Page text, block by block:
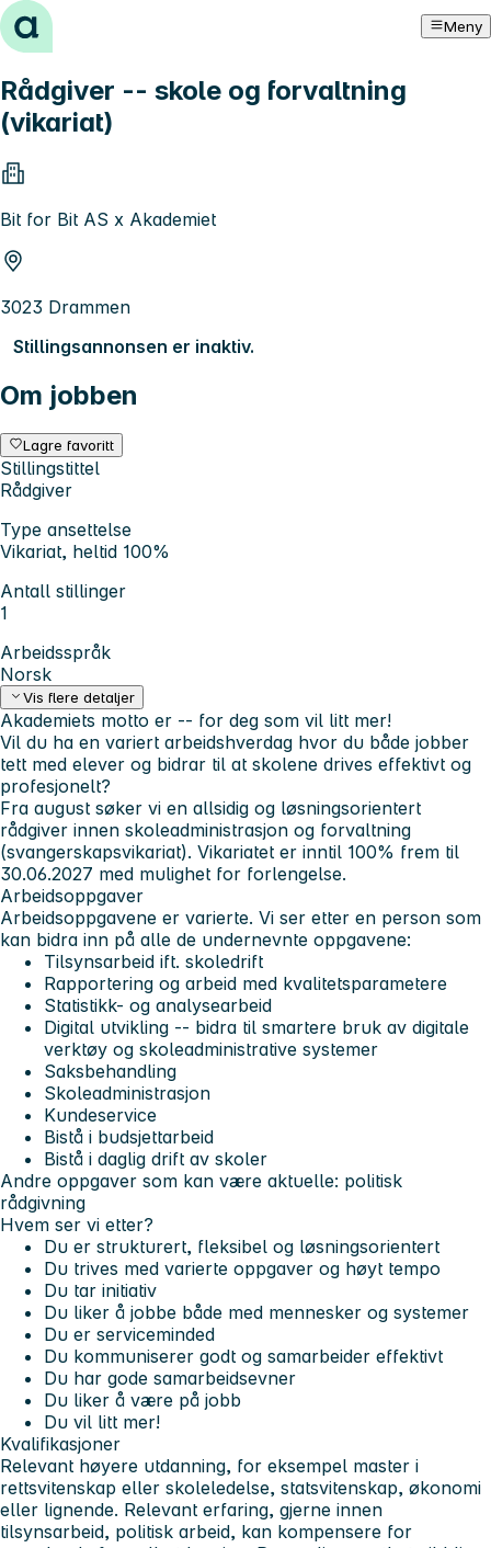
Hopp til innhold Meny
Rådgiver -- skole og forvaltning
(vikariat)
Bit for Bit AS x Akademiet
3023 Drammen
Stillingsannonsen er inaktiv.
Om jobben
Lagre favoritt
Stillingstittel
Rådgiver
Type ansettelse
Vikariat, heltid 100%
Antall stillinger
1
Arbeidsspråk
Norsk
Vis flere detaljer
Akademiets motto er -- for deg som vil litt mer!
Vil du ha en variert arbeidshverdag hvor du både jobber
tett med elever og bidrar til at skolene drives effektivt og
profesjonelt?
Fra august søker vi en allsidig og løsningsorientert
rådgiver innen skoleadministrasjon og forvaltning
(svangerskapsvikariat). Vikariatet er inntil 100% frem til
30.06.2027 med mulighet for forlengelse.
Arbeidsoppgaver
Arbeidsoppgavene er varierte. Vi ser etter en person som
kan bidra inn på alle de undernevnte oppgavene:
Tilsynsarbeid ift. skoledrift
Rapportering og arbeid med kvalitetsparametere
Statistikk- og analysearbeid
Digital utvikling -- bidra til smartere bruk av digitale
verktøy og skoleadministrative systemer
Saksbehandling
Skoleadministrasjon
Kundeservice
Bistå i budsjettarbeid
Bistå i daglig drift av skoler
Andre oppgaver som kan være aktuelle: politisk
rådgivning
Hvem ser vi etter?
Du er strukturert, fleksibel og løsningsorientert
Du trives med varierte oppgaver og høyt tempo
Du tar initiativ
Du liker å jobbe både med mennesker og systemer
Du er serviceminded
Du kommuniserer godt og samarbeider effektivt
Du har gode samarbeidsevner
Du liker å være på jobb
Du vil litt mer!
Kvalifikasjoner
Relevant høyere utdanning, for eksempel master i
rettsvitenskap eller skoleledelse, statsvitenskap, økonomi
eller lignende. Relevant erfaring, gjerne innen
tilsynsarbeid, politisk arbeid, kan kompensere for